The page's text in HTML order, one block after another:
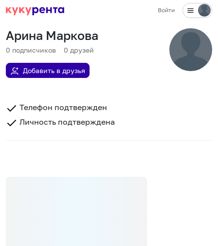
Войти
Арина Маркова
0 подписчиков 0 друзей
Добавить в друзья
Телефон подтвержден
Личность подтверждена